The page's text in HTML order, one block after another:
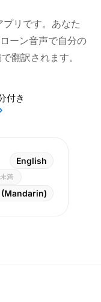
リです。あなた
ーン音声で自分の
翻訳されます。
付き
English
満